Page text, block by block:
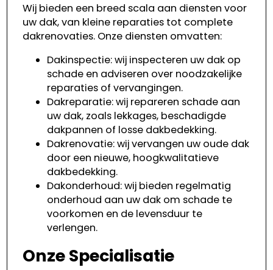
Wij bieden een breed scala aan diensten voor
uw dak, van kleine reparaties tot complete
dakrenovaties. Onze diensten omvatten:
Dakinspectie: wij inspecteren uw dak op
schade en adviseren over noodzakelijke
reparaties of vervangingen.
Dakreparatie: wij repareren schade aan
uw dak, zoals lekkages, beschadigde
dakpannen of losse dakbedekking.
Dakrenovatie: wij vervangen uw oude dak
door een nieuwe, hoogkwalitatieve
dakbedekking.
Dakonderhoud: wij bieden regelmatig
onderhoud aan uw dak om schade te
voorkomen en de levensduur te
verlengen.
Onze Specialisatie